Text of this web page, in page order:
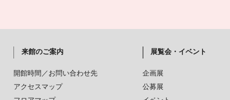
来館のご案内
開館時間／お問い合わせ先
アクセスマップ
展覧会・イベント
企画展
公募展